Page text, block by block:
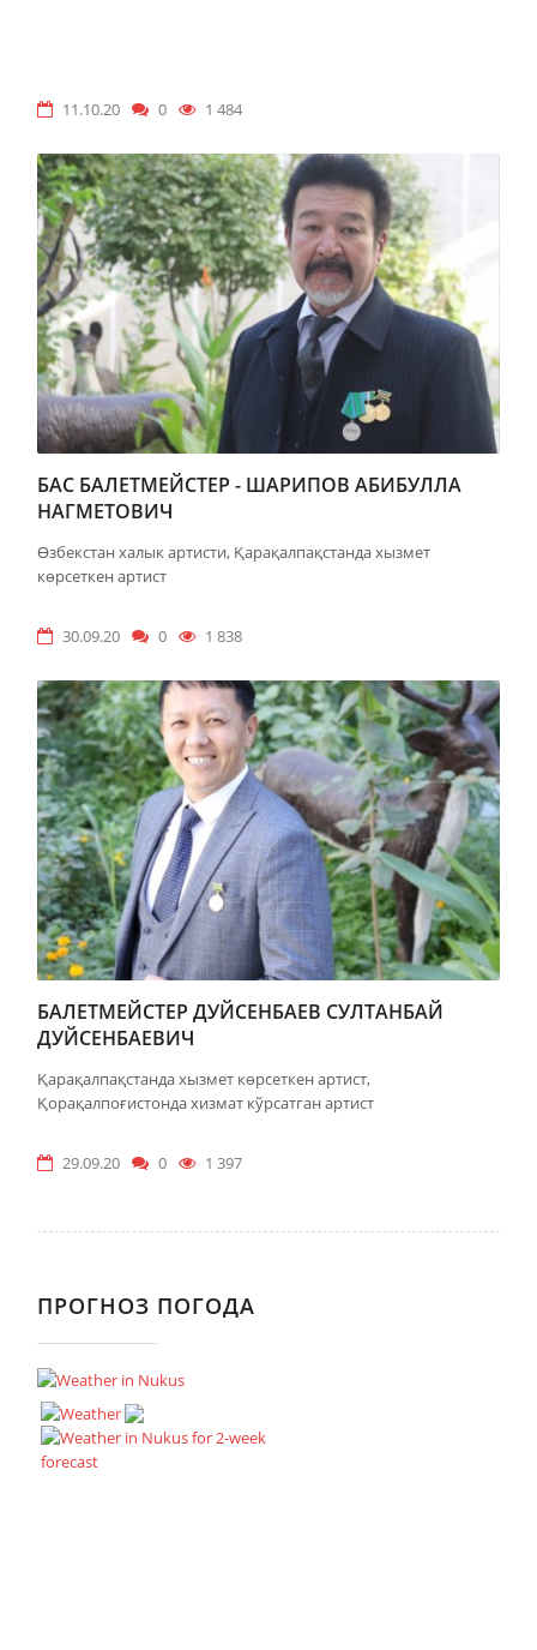
11.10.20 0 1 484
БАС БАЛЕТМЕЙСТЕР - ШАРИПОВ АБИБУЛЛА
НАГМЕТОВИЧ
Өзбекстан халык артисти, Қарақалпақстанда хызмет
көрсеткен артист
30.09.20 0 1 838
БАЛЕТМЕЙСТЕР ДУЙСЕНБАЕВ СУЛТАНБАЙ
ДУЙСЕНБАЕВИЧ
Қарақалпақстанда хызмет көрсеткен артист,
Қорақалпоғистонда хизмат кўрсатган артист
29.09.20 0 1 397
ПРОГНОЗ ПОГОДА